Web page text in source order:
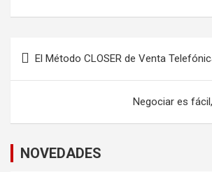
El Método CLOSER de Venta
Negociar es
NOVEDADES